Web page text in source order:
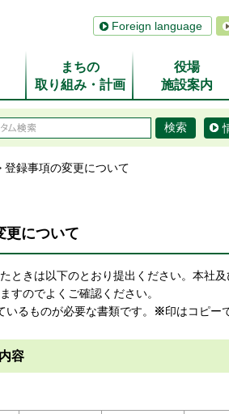
Foreign language
まちの
取り組み・計画
役場
施設案内
登録事項の変更について
更について
ときは以下のとおり提出ください。本社
すのでよくご確認ください。
いるものが必要な書類です。 ※印はコピー
容